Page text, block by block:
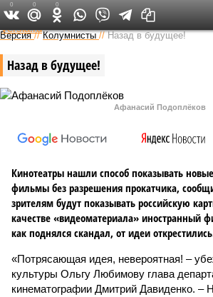
Федеральный выпуск
Версия //Колумнисты //Назад в будущее!
Назад в будущее!
Афанасий Подоплёков
Кинотеатры нашли способ показывать
фильмы без разрешения прокатчика,
зрителям будут показывать российскую
качестве «видеоматериала» иностранный
как поднялся скандал, от идеи
«Потрясающая идея, невероятная! –
культуры Ольгу Любимову глава
кинематографии Дмитрий Давиденко. –
0 0 0